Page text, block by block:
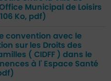
Municipal de Loisirs
Ko, pdf)
convention avec le
sur les Droits des
( CIDFF ) dans le
à l' Espace Santé